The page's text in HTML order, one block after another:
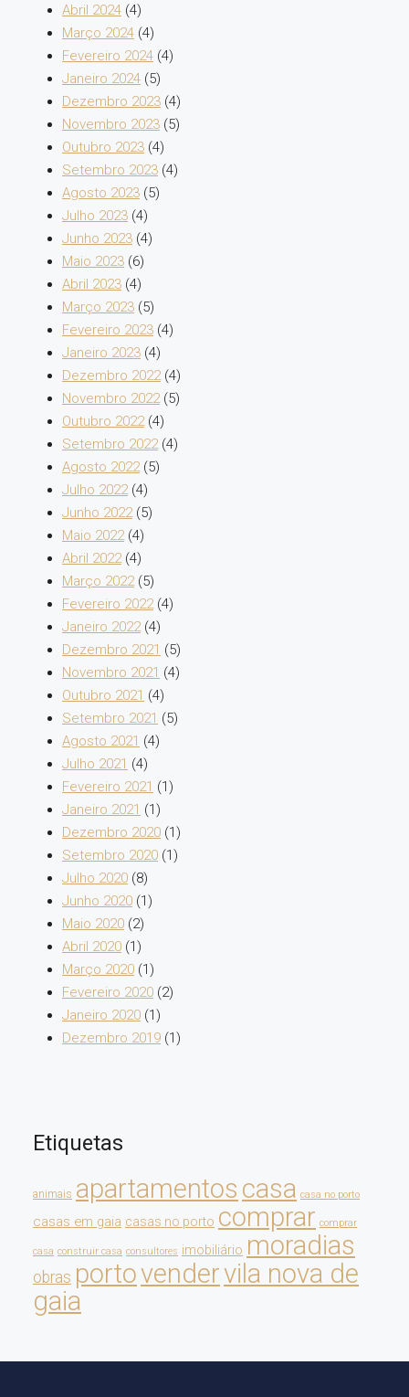
Abril 2024 (4)
Março 2024 (4)
Fevereiro 2024 (4)
Janeiro 2024 (5)
Dezembro 2023 (4)
Novembro 2023 (5)
Outubro 2023 (4)
Setembro 2023 (4)
Agosto 2023 (5)
Julho 2023 (4)
Junho 2023 (4)
Maio 2023 (6)
Abril 2023 (4)
Março 2023 (5)
Fevereiro 2023 (4)
Janeiro 2023 (4)
Dezembro 2022 (4)
Novembro 2022 (5)
Outubro 2022 (4)
Setembro 2022 (4)
Agosto 2022 (5)
Julho 2022 (4)
Junho 2022 (5)
Maio 2022 (4)
Abril 2022 (4)
Março 2022 (5)
Fevereiro 2022 (4)
Janeiro 2022 (4)
Dezembro 2021 (5)
Novembro 2021 (4)
Outubro 2021 (4)
Setembro 2021 (5)
Agosto 2021 (4)
Julho 2021 (4)
Fevereiro 2021 (1)
Janeiro 2021 (1)
Dezembro 2020 (1)
Setembro 2020 (1)
Julho 2020 (8)
Junho 2020 (1)
Maio 2020 (2)
Abril 2020 (1)
Março 2020 (1)
Fevereiro 2020 (2)
Janeiro 2020 (1)
Dezembro 2019 (1)
Etiquetas
animais apartamentos casa casa no porto
casas em gaia casas no porto comprar comprar
casa construir casa consultores imobiliário moradias
obras portovendervila nova de
gaia